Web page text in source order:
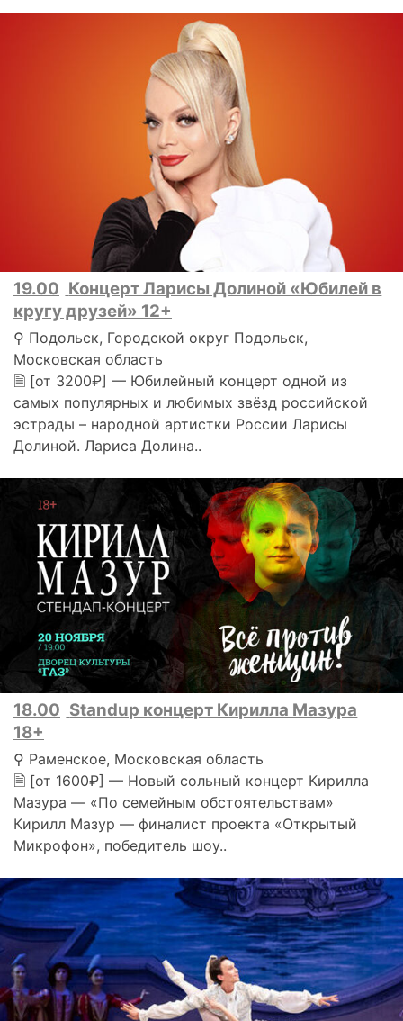
19.00 Концерт Ларисы Долиной «Юбилей в
кругу друзей» 12+
⚲ Подольск, Городской округ Подольск,
Московская область
🗎 [от 3200₽] — Юбилейный концерт одной из
самых популярных и любимых звёзд российской
эстрады – народной артистки России Ларисы
Долиной. Лариса Долина..
18.00 Standup концерт Кирилла Мазура
18+
⚲ Раменское, Московская область
🗎 [от 1600₽] — Новый сольный концерт Кирилла
Мазура — «По семейным обстоятельствам»
Кирилл Мазур — финалист проекта «Открытый
Микрофон», победитель шоу..